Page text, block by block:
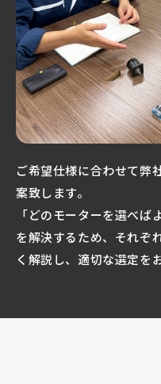
ご希望仕様に合わせて弊
案致します。
「どのモーターを選べ
を解決するため、それぞ
く解説し、適切な選定を